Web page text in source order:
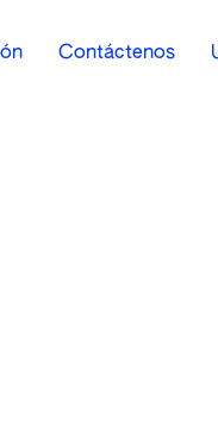
Contáctenos